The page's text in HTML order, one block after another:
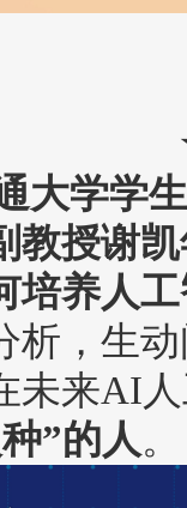
学学
教授谢
培养人
析，生
未来AI
”的人。